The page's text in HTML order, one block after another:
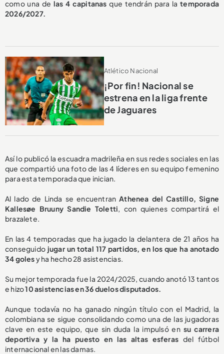
como una de las 4 capitanasque tendrán para latemporada
2026/2027.
Atlético Nacional
¡Por fin! Nacional se
estrena en la liga frente
de Jaguares
Así lo publicó la escuadra madrileña en sus redes sociales en las
que compartió una foto de las 4 líderes en su equipo femenino
para esta temporada que inician.
Al lado de Linda se encuentranAthenea del Castillo, Signe
Kallesøe Bruuny Sandie Toletti, con quienes compartirá el
brazalete.
En las 4 temporadas que ha jugado la delantera de 21 años ha
conseguido jugar un total 117 partidos, en los que ha anotado
34 golesy ha hecho 28 asistencias.
Su mejor temporada fue la 2024/2025, cuando anotó 13 tantos
e hizo10 asistencias en 36 duelos disputados.
Aunque todavía no ha ganado ningún título con el Madrid, la
colombiana se sigue consolidando como una de las jugadoras
clave en este equipo, que sin duda la impulsó en su carrera
deportiva y la ha puesto en las altas esferas del fútbol
internacional en las damas.